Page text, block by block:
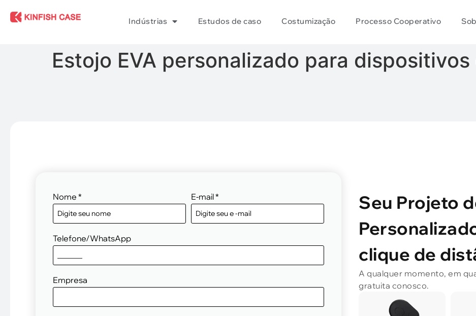
Indústrias Estudos de caso Costumização Processo Cooperativo
Estojo EVA personalizado para
Nome * E-mail*
Telefone/WhatsApp
Empresa
Seu Projeto
clique de
A qualquer momento, em
gratuita conosco.